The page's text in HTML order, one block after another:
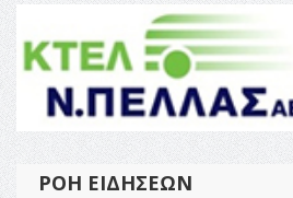
ΡΟΉ ΕΙΔΉΣΕΩΝ